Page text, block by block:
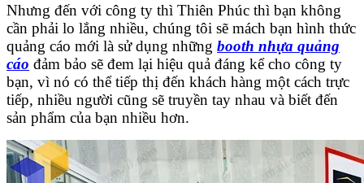
Nhưng đến với công ty thì Thiên Phúc thì bạn không
cần phải lo lắng nhiều, chúng tôi sẽ mách bạn hình thức
quảng cáo mới là sử dụng những booth nhựa quảng
cáo đảm bảo sẽ đem lại hiệu quả đáng kể cho công ty
bạn, vì nó có thể tiếp thị đến khách hàng một cách trực
tiếp, nhiều người cũng sẽ truyền tay nhau và biết đến
sản phẩm của bạn nhiều hơn.